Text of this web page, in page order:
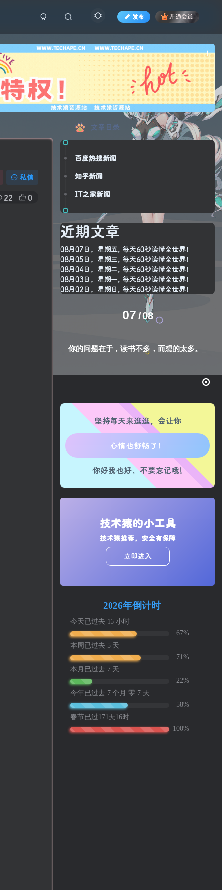
发布 开通会员
!
私信
22 0
文章目录
百度热搜新闻
知乎新闻
IT之家新闻
近期文章
08月07日，星期五, 每天60秒读懂全世界！
08月05日，星期三, 每天60秒读懂全世界！
08月04日，星期二, 每天60秒读懂全世界！
08月03日，星期一, 每天60秒读懂全世界！
08月02日，星期日, 每天60秒读懂全世界！
07 08
你的问题在于，读书不多，而想的太多。
坚持每天来逛逛，会让你
生活也美好了！
心情也舒畅了！
腿也不痛了！
腰也不酸了！
你好我也好，不要忘记哦!
技术猿的小工具
技术猿推荐，安全有保障
立即进入